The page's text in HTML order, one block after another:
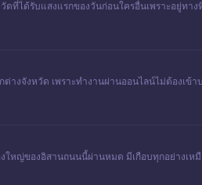
ที่ได้รับแสงแรกของวันก่อนใครอื่นเพราะอยู่ทาง
งจังหวัด เพราะทำงานผ่านออนไลน์ไม่ต้องเข้า
ใหญ่ของอิสานถนนนี้ผ่านหมด มีเกือบทุกอย่างเห